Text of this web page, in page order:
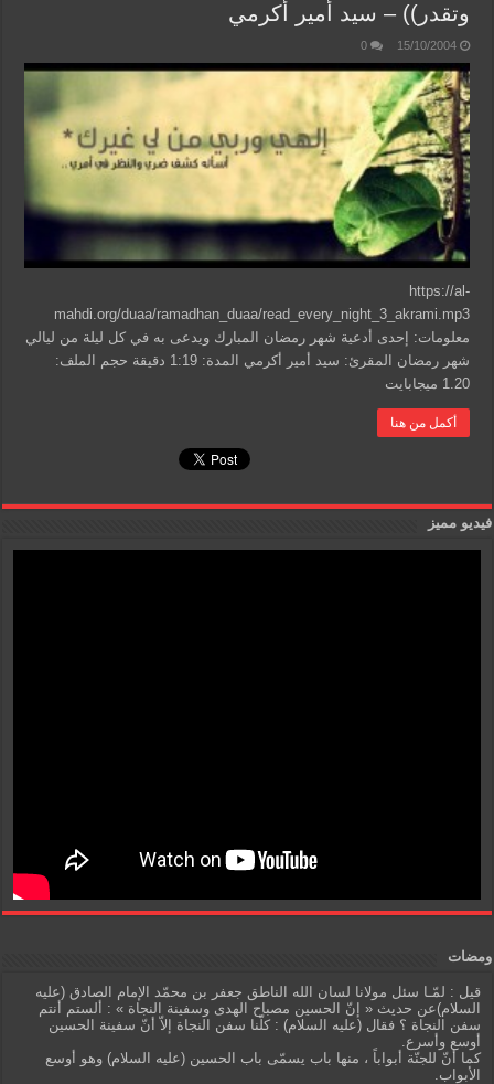
وتقدر)) – سيد أمير أكرمي
15/10/2004
0
https://al-
mahdi.org/duaa/ramadhan_duaa/read_every_night_3_akrami.mp3
معلومات: إحدى أدعية شهر رمضان المبارك ويدعى به في كل ليلة من ليالي
شهر رمضان المقرئ: سيد أمير أكرمي المدة: 1:19 دقيقة حجم الملف:
1.20 ميجابايت
أكمل من هنا
فيديو مميز
ومضات
قيل : لمّـا سئل مولانا لسان الله الناطق جعفر بن محمّد الإمام الصادق (عليه
السلام)عن حديث « إنّ الحسين مصباح الهدى وسفينة النجاة » : ألستم أنتم
سفن النجاة ؟ فقال (عليه السلام) : كلّنا سفن النجاة إلاّ أنّ سفينة الحسين
أوسع وأسرع.
كما أنّ للجنّة أبواباً ، منها باب يسمّى باب الحسين (عليه السلام) وهو أوسع
الأبواب.